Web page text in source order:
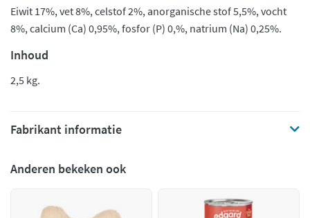
Eiwit 17%, vet 8%, celstof 2%, anorganische stof 5,5%, vocht
8%, calcium (Ca) 0,95%, fosfor (P) 0,%, natrium (Na) 0,25%.
Inhoud
2,5 kg.
Fabrikant informatie
Anderen bekeken ook